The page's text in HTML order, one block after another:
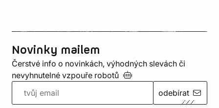
Novinky mailem
Čerstvé info o novinkách, výhodných slevách či
nevyhnutelné vzpouře robotů
odebírat